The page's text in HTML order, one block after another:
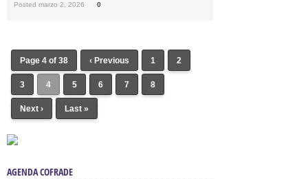
Posted marzo 2, 2026 0
Page 4 of 38 ‹ Previous 1 2
3 4 5 6 7 8
Next › Last »
AGENDA COFRADE